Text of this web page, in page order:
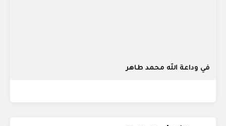
في وداعة الله محمد طاهر